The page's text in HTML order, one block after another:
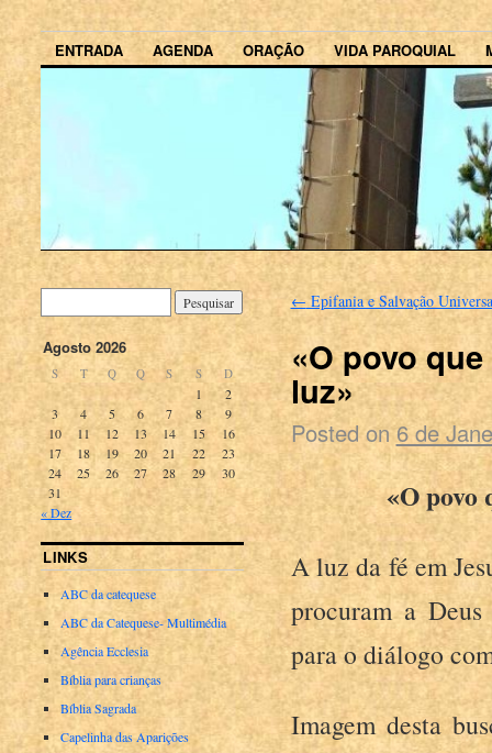
ENTRADA AGENDA ORAÇÃO VIDA PAROQUIAL
←Epifania e Salvação
«O povo
luz»
Posted on 6 de
«O povo
A luz da fé em
procuram a
para o diálogo
Imagem desta
Agosto 2026
S T Q Q S S D
1
2
3
4 5 6 7 8
9
10
11 12 13 14 15
16
17
18 19 20 21 22
23
24
25 26 27 28 29
30
31
« Dez
LINKS
ABC da catequese
ABC da Catequese- Multimédia
Agência Ecclesia
Bíblia para crianças
Bíblia Sagrada
Capelinha das Aparições